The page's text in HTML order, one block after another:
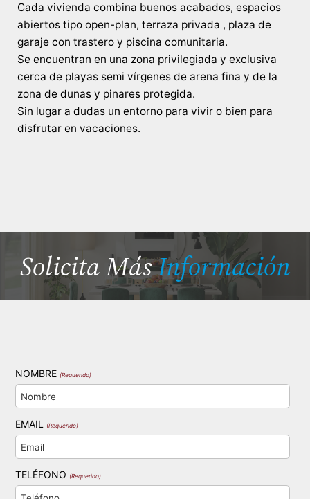
Cada vivienda combina buenos acabados, espacios
abiertos tipo open-plan, terraza privada , plaza de
garaje con trastero y piscina comunitaria.
Se encuentran en una zona privilegiada y exclusiva
cerca de playas semi vírgenes de arena fina y de la
zona de dunas y pinares protegida.
Sin lugar a dudas un entorno para vivir o bien para
disfrutar en vacaciones.
Solicita MásInformación
NOMBRE (Requerido)
EMAIL (Requerido)
TELÉFONO (Requerido)